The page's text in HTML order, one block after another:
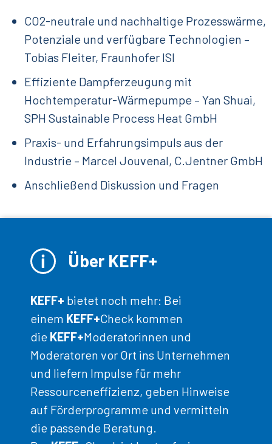
CO2-neutrale und nachhaltige Prozesswärme,
Potenziale und verfügbare Technologien –
Tobias Fleiter, Fraunhofer ISI
Effiziente Dampferzeugung mit
Hochtemperatur-Wärmepumpe – Yan Shuai,
SPH Sustainable Process Heat GmbH
Praxis- und Erfahrungsimpuls aus der
Industrie – Marcel Jouvenal, C.Jentner GmbH
Anschließend Diskussion und Fragen
Über KEFF+
KEFF+ bietet noch mehr: Bei
einem KEFF+Check kommen
die KEFF+Moderatorinnen und
Moderatoren vor Ort ins Unternehmen
und liefern Impulse für mehr
Ressourceneffizienz, geben Hinweise
auf Förderprogramme und vermitteln
die passende Beratung.